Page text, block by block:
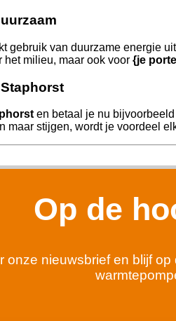
gebruik van duurzame energie
het milieu, maar ook voor {je
en betaal je nu bijvoorbeeld
maar stijgen, wordt je voordeel
Op de
onze nieuwsbrief en blijf